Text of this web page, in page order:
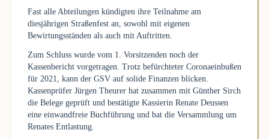
Fast alle Abteilungen kündigten ihre Teilnahme am
diesjährigen Straßenfest an, sowohl mit eigenen
Bewirtungsständen als auch mit Auftritten.
Zum Schluss wurde vom 1. Vorsitzenden noch der
Kassenbericht vorgetragen. Trotz befürchteter Coronaeinbußen
für 2021, kann der GSV auf solide Finanzen blicken.
Kassenprüfer Jürgen Theurer hat zusammen mit Günther Sirch
die Belege geprüft und bestätigte Kassierin Renate Deussen
eine einwandfreie Buchführung und bat die Versammlung um
Renates Entlastung.